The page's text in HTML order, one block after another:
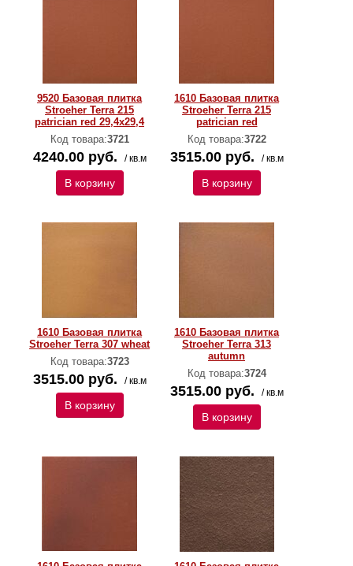
9520 Базовая плитка
Stroeher Terra 215
patrician red 29,4х29,4
Код товара:3721
4240.00 руб. / кв.м
В корзину
1610 Базовая плитка
Stroeher Terra 215
patrician red
Код товара:3722
3515.00 руб. / кв.м
В корзину
1610 Базовая плитка
Stroeher Terra 307 wheat
Код товара:3723
3515.00 руб. / кв.м
В корзину
1610 Базовая плитка
Stroeher Terra 313
autumn
Код товара:3724
3515.00 руб. / кв.м
В корзину